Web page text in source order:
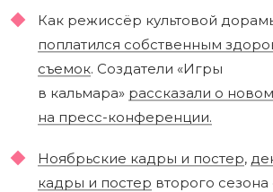
Как режиссёр культовой
поплатился собственным
съемок. Создатели «Игры
в кальмара» рассказали о
на пресс-конференции.
Ноябрьские кадры и постер,
кадры и постер второго